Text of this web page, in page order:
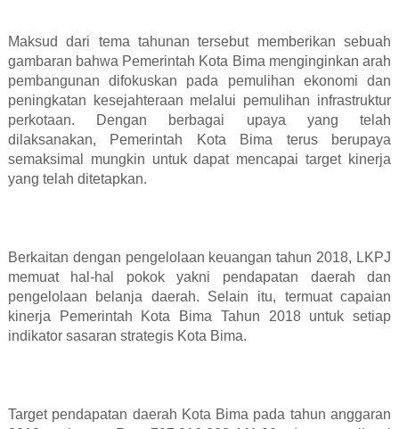
Maksud dari tema tahunan tersebut memberikan sebuah
gambaran bahwa Pemerintah Kota Bima menginginkan arah
pembangunan difokuskan pada pemulihan ekonomi dan
peningkatan kesejahteraan melalui pemulihan infrastruktur
perkotaan. Dengan berbagai upaya yang telah
dilaksanakan, Pemerintah Kota Bima terus berupaya
semaksimal mungkin untuk dapat mencapai target kinerja
yang telah ditetapkan.
Berkaitan dengan pengelolaan keuangan tahun 2018, LKPJ
memuat hal-hal pokok yakni pendapatan daerah dan
pengelolaan belanja daerah. Selain itu, termuat capaian
kinerja Pemerintah Kota Bima Tahun 2018 untuk setiap
indikator sasaran strategis Kota Bima.
Target pendapatan daerah Kota Bima pada tahun anggaran